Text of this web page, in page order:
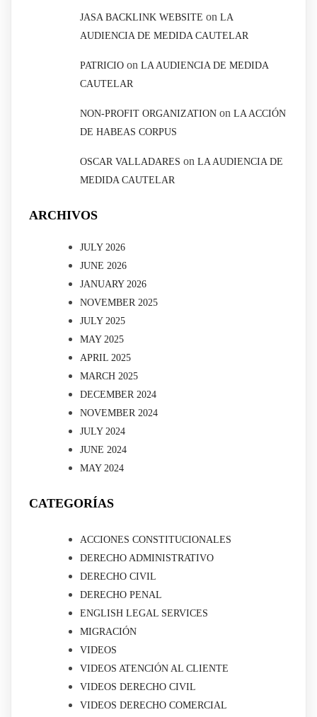
JASA BACKLINK WEBSITE on LA
AUDIENCIA DE MEDIDA CAUTELAR
PATRICIO on LA AUDIENCIA DE MEDIDA
CAUTELAR
NON-PROFIT ORGANIZATION on LA ACCIÓN
DE HABEAS CORPUS
OSCAR VALLADARES on LA AUDIENCIA DE
MEDIDA CAUTELAR
ARCHIVOS
JULY 2026
JUNE 2026
JANUARY 2026
NOVEMBER 2025
JULY 2025
MAY 2025
APRIL 2025
MARCH 2025
DECEMBER 2024
NOVEMBER 2024
JULY 2024
JUNE 2024
MAY 2024
CATEGORÍAS
ACCIONES CONSTITUCIONALES
DERECHO ADMINISTRATIVO
DERECHO CIVIL
DERECHO PENAL
ENGLISH LEGAL SERVICES
MIGRACIÓN
VIDEOS
VIDEOS ATENCIÓN AL CLIENTE
VIDEOS DERECHO CIVIL
VIDEOS DERECHO COMERCIAL